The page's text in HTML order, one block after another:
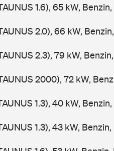
1.6), 65 kW,
2.0), 66 kW,
2.3), 79 kW,
2000), 72 kW,
1.3), 40 kW,
1.3), 43 kW,